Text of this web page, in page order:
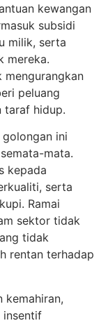
kewangan
subsidi
milik, serta
mereka.
mengurangkan
peluang
taraf hidup.
ini
mata.
kepada
serta
Ramai
sektor tidak
tidak
rentan terhadap
kemahiran,
insentif